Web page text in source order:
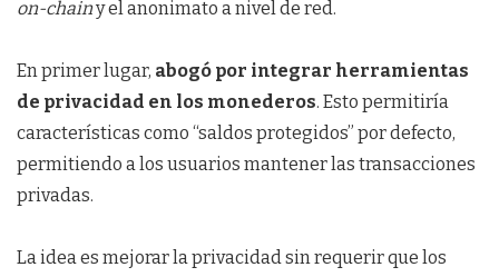
on-chainy el anonimato a nivel de red.
En primer lugar, abogó por integrar herramientas
de privacidad en los monederos. Esto permitiría
características como “saldos protegidos” por defecto,
permitiendo a los usuarios mantener las transacciones
privadas.
La idea es mejorar la privacidad sin requerir que los